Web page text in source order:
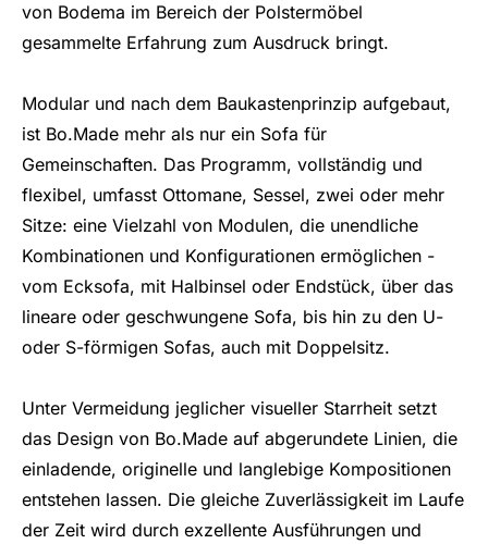
von Bodema im Bereich der Polstermöbel
gesammelte Erfahrung zum Ausdruck bringt.
Modular und nach dem Baukastenprinzip aufgebaut,
ist Bo.Made mehr als nur ein Sofa für
Gemeinschaften. Das Programm, vollständig und
flexibel, umfasst Ottomane, Sessel, zwei oder mehr
Sitze: eine Vielzahl von Modulen, die unendliche
Kombinationen und Konfigurationen ermöglichen -
vom Ecksofa, mit Halbinsel oder Endstück, über das
lineare oder geschwungene Sofa, bis hin zu den U-
oder S-förmigen Sofas, auch mit Doppelsitz.
Unter Vermeidung jeglicher visueller Starrheit setzt
das Design von Bo.Made auf abgerundete Linien, die
einladende, originelle und langlebige Kompositionen
entstehen lassen. Die gleiche Zuverlässigkeit im Laufe
der Zeit wird durch exzellente Ausführungen und